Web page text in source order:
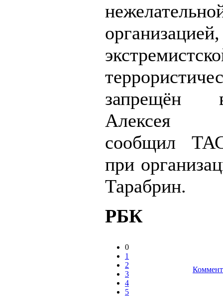
организацией,
запрещён
Алексея
сообщил
при
Тарабрин.
РБК
0
1
2
3
4
5